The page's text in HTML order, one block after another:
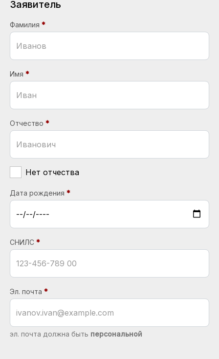
Заявитель
Фамилия
Имя
Отчество
Нет отчества
Дата рождения
СНИЛС
Эл. почта
эл. почта должна быть персональной